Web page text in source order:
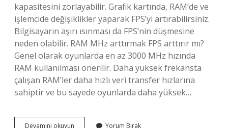
kapasitesini zorlayabilir. Grafik kartında, RAM’de ve
işlemcide değişiklikler yaparak FPS’yi artırabilirsiniz.
Bilgisayarın aşırı ısınması da FPS’nin düşmesine
neden olabilir. RAM MHz arttırmak FPS arttırır mı?
Genel olarak oyunlarda en az 3000 MHz hızında
RAM kullanılması önerilir. Daha yüksek frekansta
çalışan RAM’ler daha hızlı veri transfer hızlarına
sahiptir ve bu sayede oyunlarda daha yüksek…
Devamını okuyun Yorum Bırak